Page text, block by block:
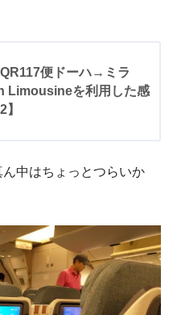
便ドーハ→ミラ
Limousineを利用した感
中はちょっとつらいか